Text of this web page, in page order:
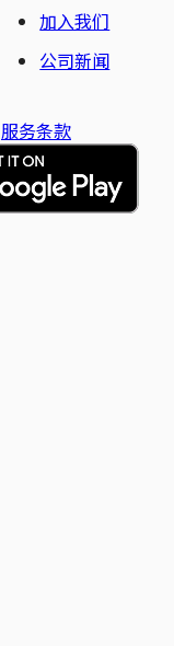
加入我们
公司新闻
服务条款